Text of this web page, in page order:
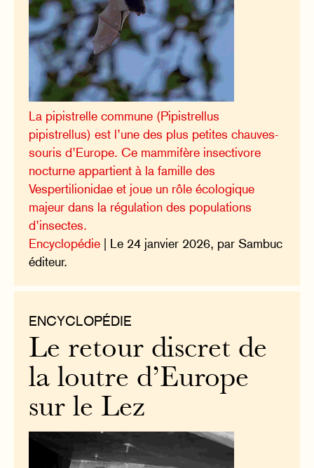
La pipistrelle commune (Pipistrellus
pipistrellus) est l’une des plus petites chauves-
souris d’Europe. Ce mammifère insectivore
nocturne appartient à la famille des
Vespertilionidae et joue un rôle écologique
majeur dans la régulation des populations
d’insectes.
Encyclopédie | Le 24 janvier 2026, par Sambuc
éditeur.
ENCYCLOPÉDIE
Le retour discret de
la loutre d’Europe
sur le Lez